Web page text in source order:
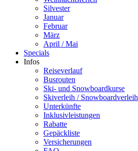
Silvester
Januar
Februar
März
April / Mai
Specials
Infos
Reiseverlauf
Busrouten
Ski- und Snowboardkurse
Skiverleih / Snowboardverleih
Unterkünfte
Inklusivleistungen
Rabatte
Gepäckliste
Versicherungen